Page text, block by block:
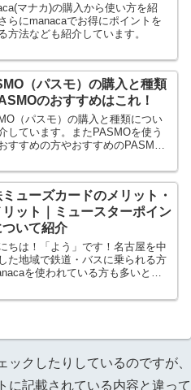
マナカ)の購入から使い方を紹
らにmanacaでお得にポイントを
方法なども紹介しています。
（パスモ）の購入と種類
のおすすめはこれ！
（パスモ）の購入と種類につい
しています。またPASMOを使う
すすめの方やおすすめのPASMO
ューズカードのメリット・
リット｜ミュースターポイン
ついて紹介
ちは！「よう」です！名古屋を中
た地域で鉄道・バスに乗られる方
を使われている方も多いと思
の名鉄グループのサービスを使わ
クしたりしているのですが、
に記載されている内容と違って